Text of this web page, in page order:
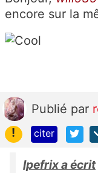
encore sur la
Publié par
!
citer
Ipefrix a écrit